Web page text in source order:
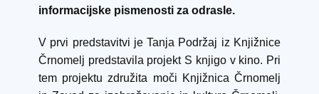
informacijske pismenosti za odrasle.
V prvi predstavitvi je Tanja Podržaj iz Knjižnice
Črnomelj predstavila projekt S knjigo v kino. Pri
tem projektu združita moči Knjižnica Črnomelj